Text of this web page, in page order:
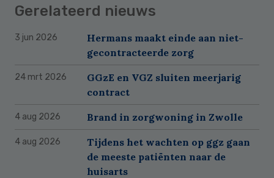
Gerelateerd nieuws
3 jun 2026
Hermans maakt einde aan niet-
gecontracteerde zorg
24 mrt 2026
GGzE en VGZ sluiten meerjarig
contract
4 aug 2026 Brand in zorgwoning in Zwolle
4 aug 2026
Tijdens het wachten op ggz gaan
de meeste patiënten naar de
huisarts